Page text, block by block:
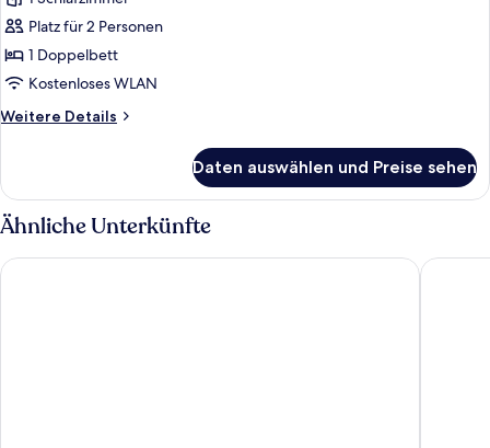
1
Doppelbett
anzeigen
Platz für 2 Personen
1 Doppelbett
Kostenloses WLAN
Weitere Details
Weitere
1
Doppelbett
Daten auswählen und Preise sehen
Ähnliche Unterkünfte
Ibis Hotel Alicante Hotel